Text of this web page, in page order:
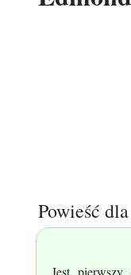
Powieść
Jest